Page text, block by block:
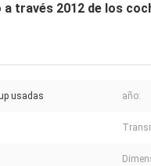
través 2012 de los
usadas año: